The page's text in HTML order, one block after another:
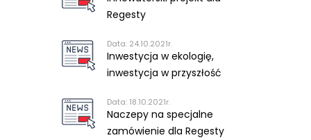
Regesty
Data: 24.10.2021r.
Inwestycja w ekologię,
inwestycja w przyszłość
Data: 18.10.2021r.
Naczepy na specjalne
zamówienie dla Regesty